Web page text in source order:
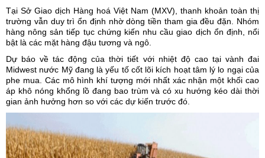
Tại Sở Giao dịch Hàng hoá Việt Nam (MXV), thanh khoản toàn thị
trường vẫn duy trì ổn định nhờ dòng tiền tham gia đều đặn. Nhóm
hàng nông sản tiếp tục chứng kiến nhu cầu giao dịch ổn định, nổi
bật là các mặt hàng đậu tương và ngô.
Dự báo về tác động của thời tiết với nhiệt độ cao tại vành đai
Midwest nước Mỹ đang là yếu tố cốt lõi kích hoạt tâm lý lo ngại của
phe mua. Các mô hình khí tượng mới nhất xác nhận một khối cao
áp khô nóng khổng lồ đang bao trùm và có xu hướng kéo dài thời
gian ảnh hưởng hơn so với các dự kiến trước đó.